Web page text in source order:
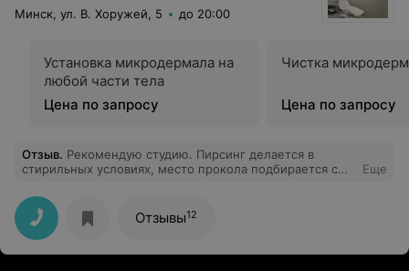
Минск, ул. В. Хоружей, 5 до 20:00
Установка микродермала на
любой части тела
Цена по запросу
Чистка
Цена по запросу
Отзыв. Рекомендую студию. Пирсинг делается в
стирильных условиях, место прокола подбирается с
рекомендации по уходу. И все это по приятной цене.
Еще
Отзывы12